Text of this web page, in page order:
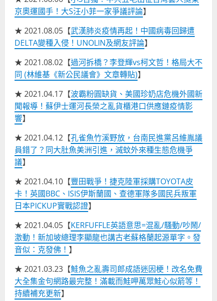
京奧運國手！大S汪小菲一家爭議評論】
★ 2021.08.05【武漢肺炎疫情再起！中國病毒回歸遭
DELTA變種入侵！UNOLIN及網友評論】
★ 2021.08.02【過河拆橋？李登輝vs柯文哲！格局大不
同 (林維基《新公民議會》文章轉貼)】
★ 2021.04.17【波霸粉圓缺貨、美國珍奶店危機外國新
聞報導！蘇伊士運河長榮之亂貨櫃港口供應鏈疫情影
響】
★ 2021.04.12【孔雀魚竹溪野放，台南民進黨呂維胤議
員錯了？同大肚魚美洲引進，滅蚊外來種生態危機爭
議】
★ 2021.04.10【豐田戰爭！捷克陸軍採購TOYOTA皮
卡！英國BBC、ISIS伊斯蘭國、查德軍隊多國民兵叛軍
日本PICKUP實戰認證】
★ 2021.04.05【KERFUFFLE英語意思=混亂/騷動/吵鬧/
激動！新加坡總理李顯龍也講古老蘇格蘭起源單字。發
音似：克發佛！ 】
★ 2021.03.23【鮭魚之亂壽司郎成語迷因梗！改名免費
大全集金句網路最完整！滿載而鮭呷萬眾鮭心似箭等！
持續補充更新】